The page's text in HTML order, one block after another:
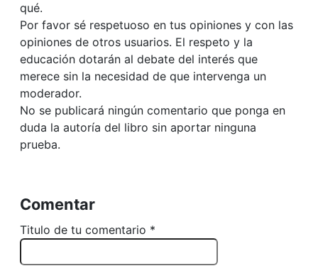
qué.
Por favor sé respetuoso en tus opiniones y con las
opiniones de otros usuarios. El respeto y la
educación dotarán al debate del interés que
merece sin la necesidad de que intervenga un
moderador.
No se publicará ningún comentario que ponga en
duda la autoría del libro sin aportar ninguna
prueba.
Comentar
Titulo de tu comentario *